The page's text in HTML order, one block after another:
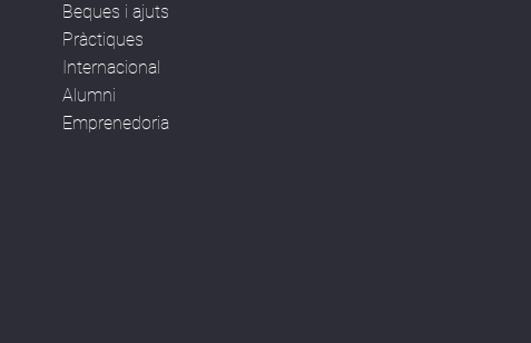
Beques i ajuts
Pràctiques
Internacional
Alumni
Emprenedoria